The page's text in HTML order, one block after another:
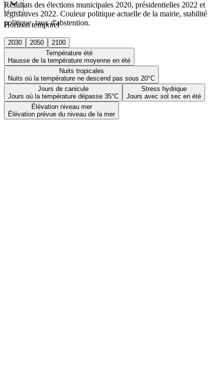
Horizon temporel
2030 2050
2100
Température été
Hausse de la température moyenne en été
Nuits tropicales
Nuits où la température ne descend pas sous 20°C
Jours de canicule
Jours où la température dépasse 35°C
Stress hydrique
Jours avec sol sec en été
Élévation niveau mer
Élévation prévue du niveau de la mer
Résultats des élections municipales 2020, présidentielles 2022 et
législatives 2022. Couleur politique actuelle de la mairie, stabilité
politique, taux d'abstention.